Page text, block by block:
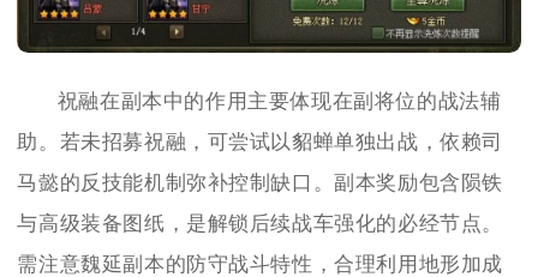
祝融在副本中的作用主要体现在副将位的战法辅
助。若未招募祝融，可尝试以貂蝉单独出战，依赖司
马懿的反技能机制弥补控制缺口。副本奖励包含陨铁
与高级装备图纸，是解锁后续战车强化的必经节点。
需注意魏延副本的防守战斗特性，合理利用地形加成